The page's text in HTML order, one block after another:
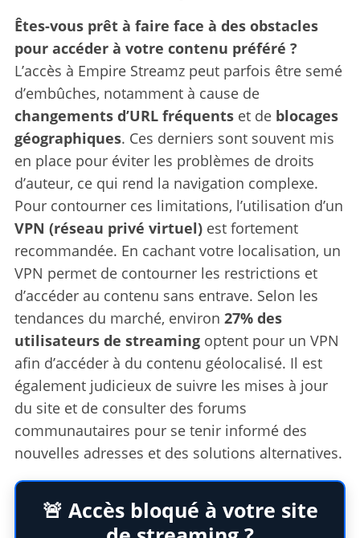
Êtes-vous prêt à faire face à des obstacles
pour accéder à votre contenu préféré ?
L’accès à Empire Streamz peut parfois être semé
d’embûches, notamment à cause de
changements d’URL fréquentset de blocages
géographiques. Ces derniers sont souvent mis
en place pour éviter les problèmes de droits
d’auteur, ce qui rend la navigation complexe.
Pour contourner ces limitations, l’utilisation d’un
VPN (réseau privé virtuel)est fortement
recommandée. En cachant votre localisation, un
VPN permet de contourner les restrictions et
d’accéder au contenu sans entrave. Selon les
tendances du marché, environ 27% des
utilisateurs de streamingoptent pour un VPN
afin d’accéder à du contenu géolocalisé. Il est
également judicieux de suivre les mises à jour
du site et de consulter des forums
communautaires pour se tenir informé des
nouvelles adresses et des solutions alternatives.
🚨 Accès bloqué à votre site